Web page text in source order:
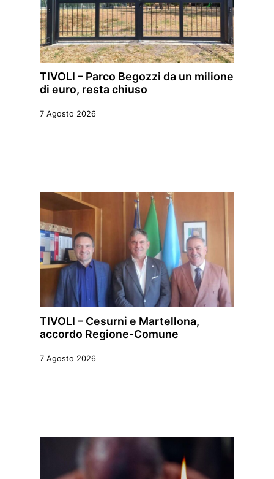
TIVOLI – Parco Begozzi da un milione
di euro, resta chiuso
7 Agosto 2026
TIVOLI – Cesurni e Martellona,
accordo Regione-Comune
7 Agosto 2026